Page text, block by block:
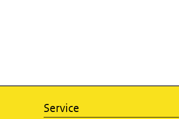
Service